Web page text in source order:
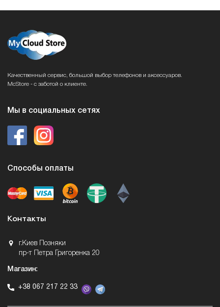
Качественный сервис, большой выбор телефонов и аксессуаров.
McStore - с заботой о клиенте.
Мы в социальных сетях
Способы оплаты
Контакты
г.Киев Позняки
пр-т Петра Григоренка 20
Магазин:
+38 067 217 22 33